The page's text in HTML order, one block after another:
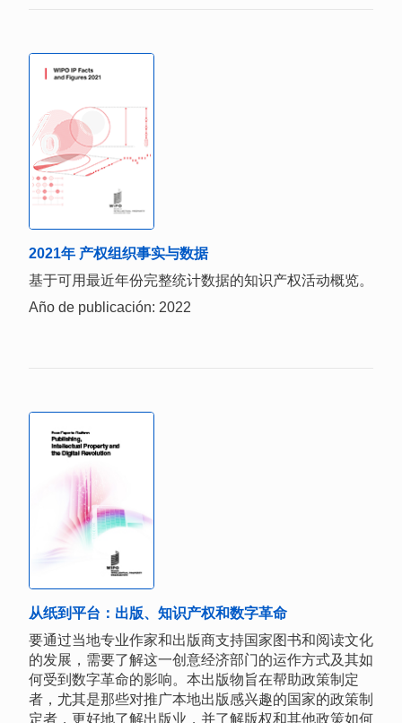
2021年 产权组织事实与数据
基于可用最近年份完整统计数据的知识产权活动概览。
Año de publicación: 2022
从纸到平台：出版、知识产权和数字革命
要通过当地专业作家和出版商支持国家图书和阅读文化
的发展，需要了解这一创意经济部门的运作方式及其如
何受到数字革命的影响。本出版物旨在帮助政策制定
者，尤其是那些对推广本地出版感兴趣的国家的政策制
定者，更好地了解出版业，并了解版权和其他政策如何